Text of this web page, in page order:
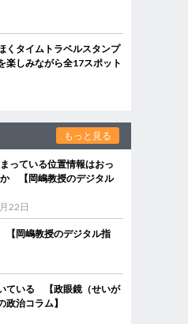
くタイムトラベルスタンプ
楽しみながら全17スポット
もっと見る
っている位置情報はおっ
【岡嶋教授のデジタル
22日
岡嶋教授のデジタル指
ている 【政眼鏡（せいが
治コラム】